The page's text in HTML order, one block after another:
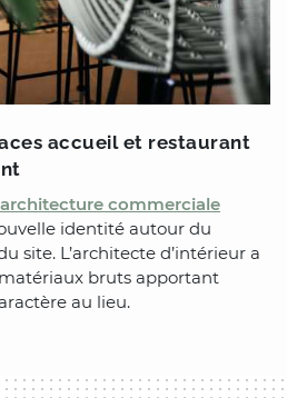
accueil et restaurant
architecture commerciale
identité autour du
site. L’architecte d’intérieur a
bruts apportant
au lieu.